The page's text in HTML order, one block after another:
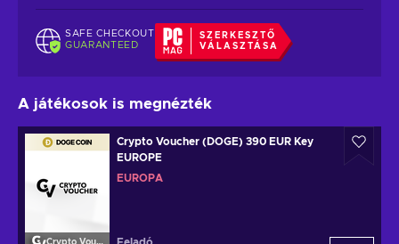
SAFE CHECKOUT
GUARANTEED
SZERKESZTŐ
VÁLASZTÁSA
A játékosok is megnézték
Crypto Voucher
Crypto Voucher (DOGE) 390 EUR Key
EUROPE
EURÓPA
Feladó